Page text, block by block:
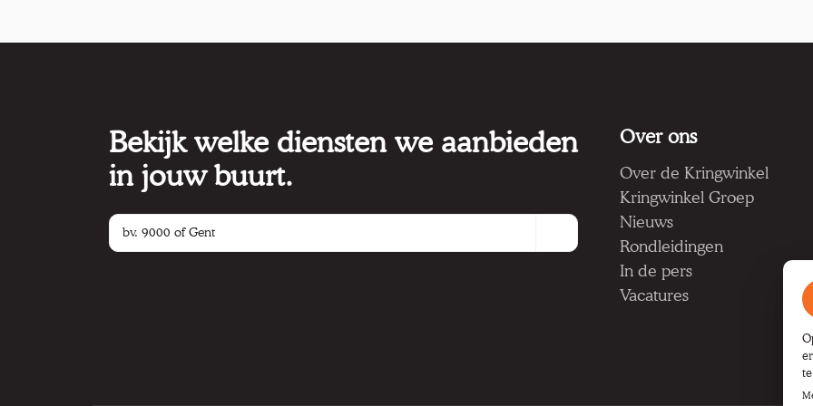
Bekijk welke diensten we aanbieden
in jouw buurt.
Over ons
Over de Kringwinkel
Kringwinkel Groep
Nieuws
Rondleidingen
In de pers
Vacatures